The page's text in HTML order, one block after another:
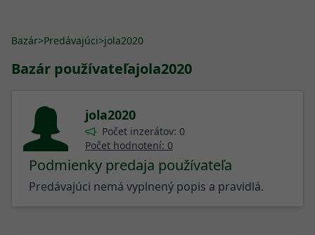
Bazár>Predávajúci>jola2020
Bazár používateľajola2020
jola2020
Počet inzerátov: 0
Počet hodnotení: 0
Podmienky predaja používateľa
Predávajúci nemá vyplnený popis a pravidlá.